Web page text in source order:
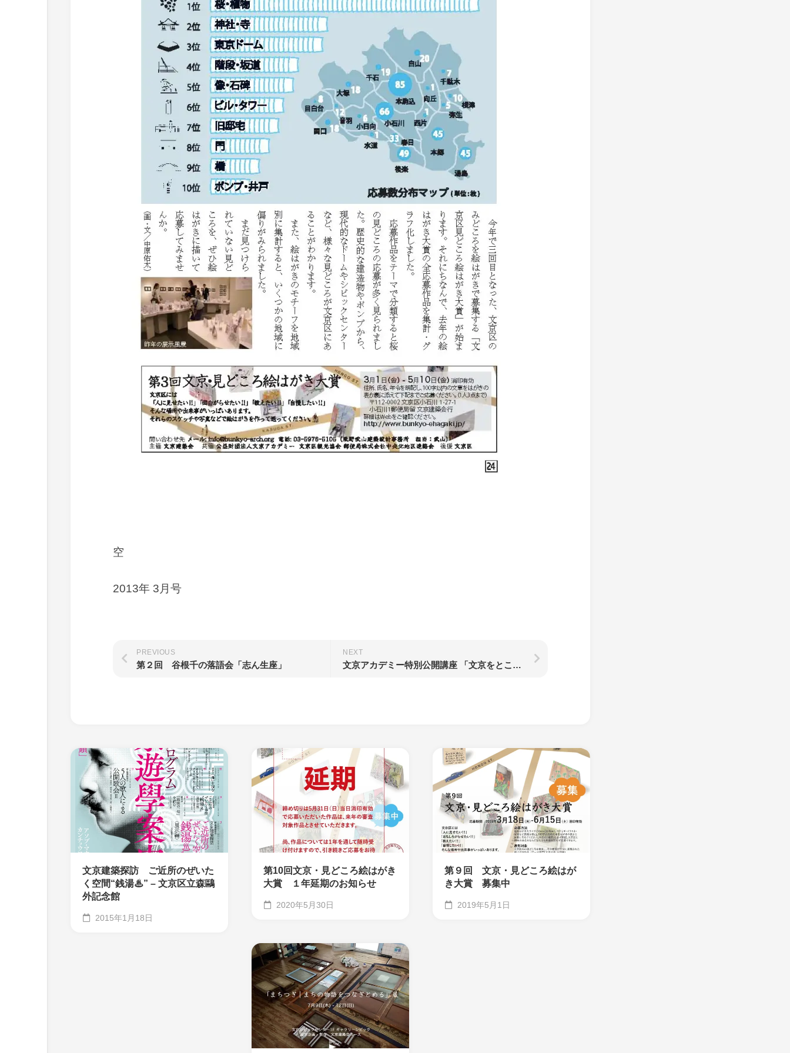
空
2013年 3月号
NEXT
文京アカデミー特別公開講座 「文京をとことん楽しむ！〜路上の再発見〜」
PREVIOUS
第２回 谷根千の落語会「志ん生座」
文京建築探訪 ご近所のぜいた
く空間“銭湯♨” – 文京区立森鷗
外記念館
2015年1月18日
第10回文京・見どころ絵はがき
大賞 １年延期のお知らせ
2020年5月30日
第９回 文京・見どころ絵はが
き大賞 募集中
2019年5月1日